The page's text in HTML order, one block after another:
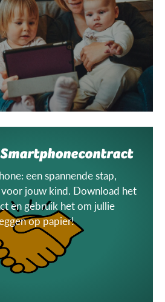
Smartphonecontract
een spannende stap,
jouw kind. Download het
en gebruik het om jullie
op papier!